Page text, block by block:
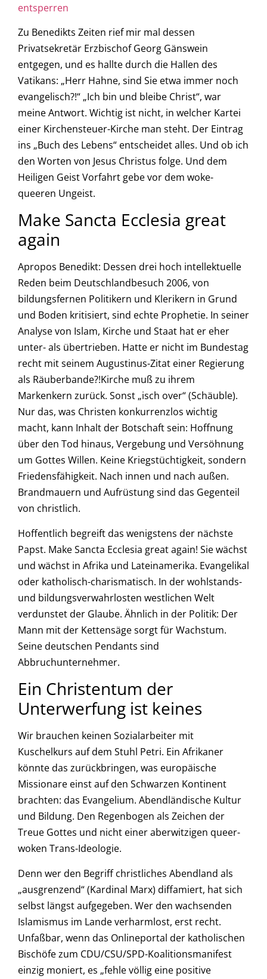
entsperren
Zu Benedikts Zeiten rief mir mal dessen
Privatsekretär Erzbischof Georg Gänswein
entgegen, und es hallte durch die Hallen des
Vatikans: „Herr Hahne, sind Sie etwa immer noch
evangelisch?!“ „Ich bin und bleibe Christ“, war
meine Antwort. Wichtig ist nicht, in welcher Kartei
einer Kirchensteuer-Kirche man steht. Der Eintrag
ins „Buch des Lebens“ entscheidet alles. Und ob ich
den Worten von Jesus Christus folge. Und dem
Heiligen Geist Vorfahrt gebe vor dem woke-
queeren Ungeist.
Make Sancta Ecclesia great
again
Apropos Benedikt: Dessen drei hoch intellektuelle
Reden beim Deutschlandbesuch 2006, von
bildungsfernen Politikern und Klerikern in Grund
und Boden kritisiert, sind echte Prophetie. In seiner
Analyse von Islam, Kirche und Staat hat er eher
unter- als übertrieben. Hatte er nicht im Bundestag
recht mit seinem Augustinus-Zitat einer Regierung
als Räuberbande?!Kirche muß zu ihrem
Markenkern zurück. Sonst „isch over“ (Schäuble).
Nur das, was Christen konkurrenzlos wichtig
macht, kann Inhalt der Botschaft sein: Hoffnung
über den Tod hinaus, Vergebung und Versöhnung
um Gottes Willen. Keine Kriegstüchtigkeit, sondern
Friedensfähigkeit. Nach innen und nach außen.
Brandmauern und Aufrüstung sind das Gegenteil
von christlich.
Hoffentlich begreift das wenigstens der nächste
Papst. Make Sancta Ecclesia great again! Sie wächst
und wächst in Afrika und Lateinamerika. Evangelikal
oder katholisch-charismatisch. In der wohlstands-
und bildungsverwahrlosten westlichen Welt
verdunstet der Glaube. Ähnlich in der Politik: Der
Mann mit der Kettensäge sorgt für Wachstum.
Seine deutschen Pendants sind
Abbruchunternehmer.
Ein Christentum der
Unterwerfung ist keines
Wir brauchen keinen Sozialarbeiter mit
Kuschelkurs auf dem Stuhl Petri. Ein Afrikaner
könnte das zurückbringen, was europäische
Missionare einst auf den Schwarzen Kontinent
brachten: das Evangelium. Abendländische Kultur
und Bildung. Den Regenbogen als Zeichen der
Treue Gottes und nicht einer aberwitzigen queer-
woken Trans-Ideologie.
Denn wer den Begriff christliches Abendland als
„ausgrenzend“ (Kardinal Marx) diffamiert, hat sich
selbst längst aufgegeben. Wer den wachsenden
Islamismus im Lande verharmlost, erst recht.
Unfaßbar, wenn das Onlineportal der katholischen
Bischöfe zum CDU/CSU/SPD-Koalitionsmanifest
einzig moniert, es „fehle völlig eine positive